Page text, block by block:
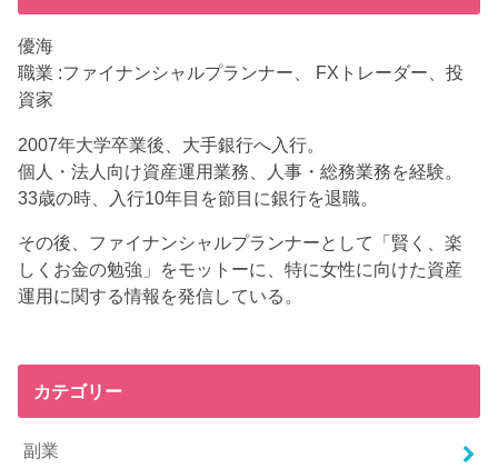
優海
職業 :ファイナンシャルプランナー、 FXトレーダー、投
資家
2007年大学卒業後、大手銀行へ入行。
個人・法人向け資産運用業務、人事・総務業務を経験。
33歳の時、入行10年目を節目に銀行を退職。
その後、ファイナンシャルプランナーとして「賢く、楽
しくお金の勉強」をモットーに、特に女性に向けた資産
運用に関する情報を発信している。
カテゴリー
副業